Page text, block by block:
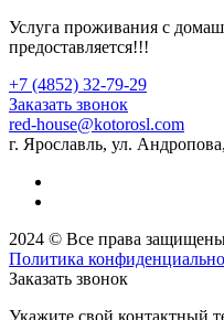
Услуга проживания с
предоставляется!!!
+7 (4852) 32-79-29
Заказать звонок
red-house@kotorosl.com
г. Ярославль, ул.
2024 © Все права
Политика
Заказать звонок
Укажите свой контактный